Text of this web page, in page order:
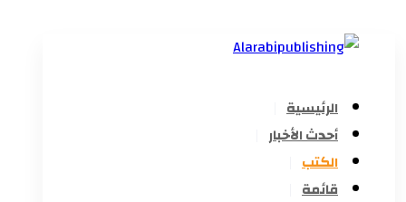
الرئيسية
أحدث الأخبار
الكتب
قائمة